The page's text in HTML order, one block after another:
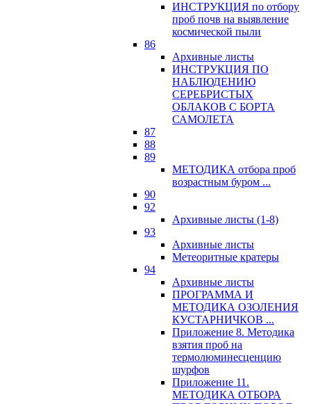
ИНСТРУКЦИЯ по отбору
проб почв на выявление
космической пыли
86
Архивные листы
ИНСТРУКЦИЯ ПО
НАБЛЮДЕНИЮ
СЕРЕБРИСТЫХ
ОБЛАКОВ С БОРТА
САМОЛЕТА
87
88
89
МЕТОДИКА отбора проб
возрастным буром ...
90
92
Архивные листы (1-8)
93
Архивные листы
Метеоритные кратеры
94
Архивные листы
ПРОГРАММА И
МЕТОДИКА ОЗОЛЕНИЯ
КУСТАРНИЧКОВ ...
Приложение 8. Методика
взятия проб на
термолюминесценцию
шурфов
Приложение 11.
МЕТОДИКА ОТБОРА